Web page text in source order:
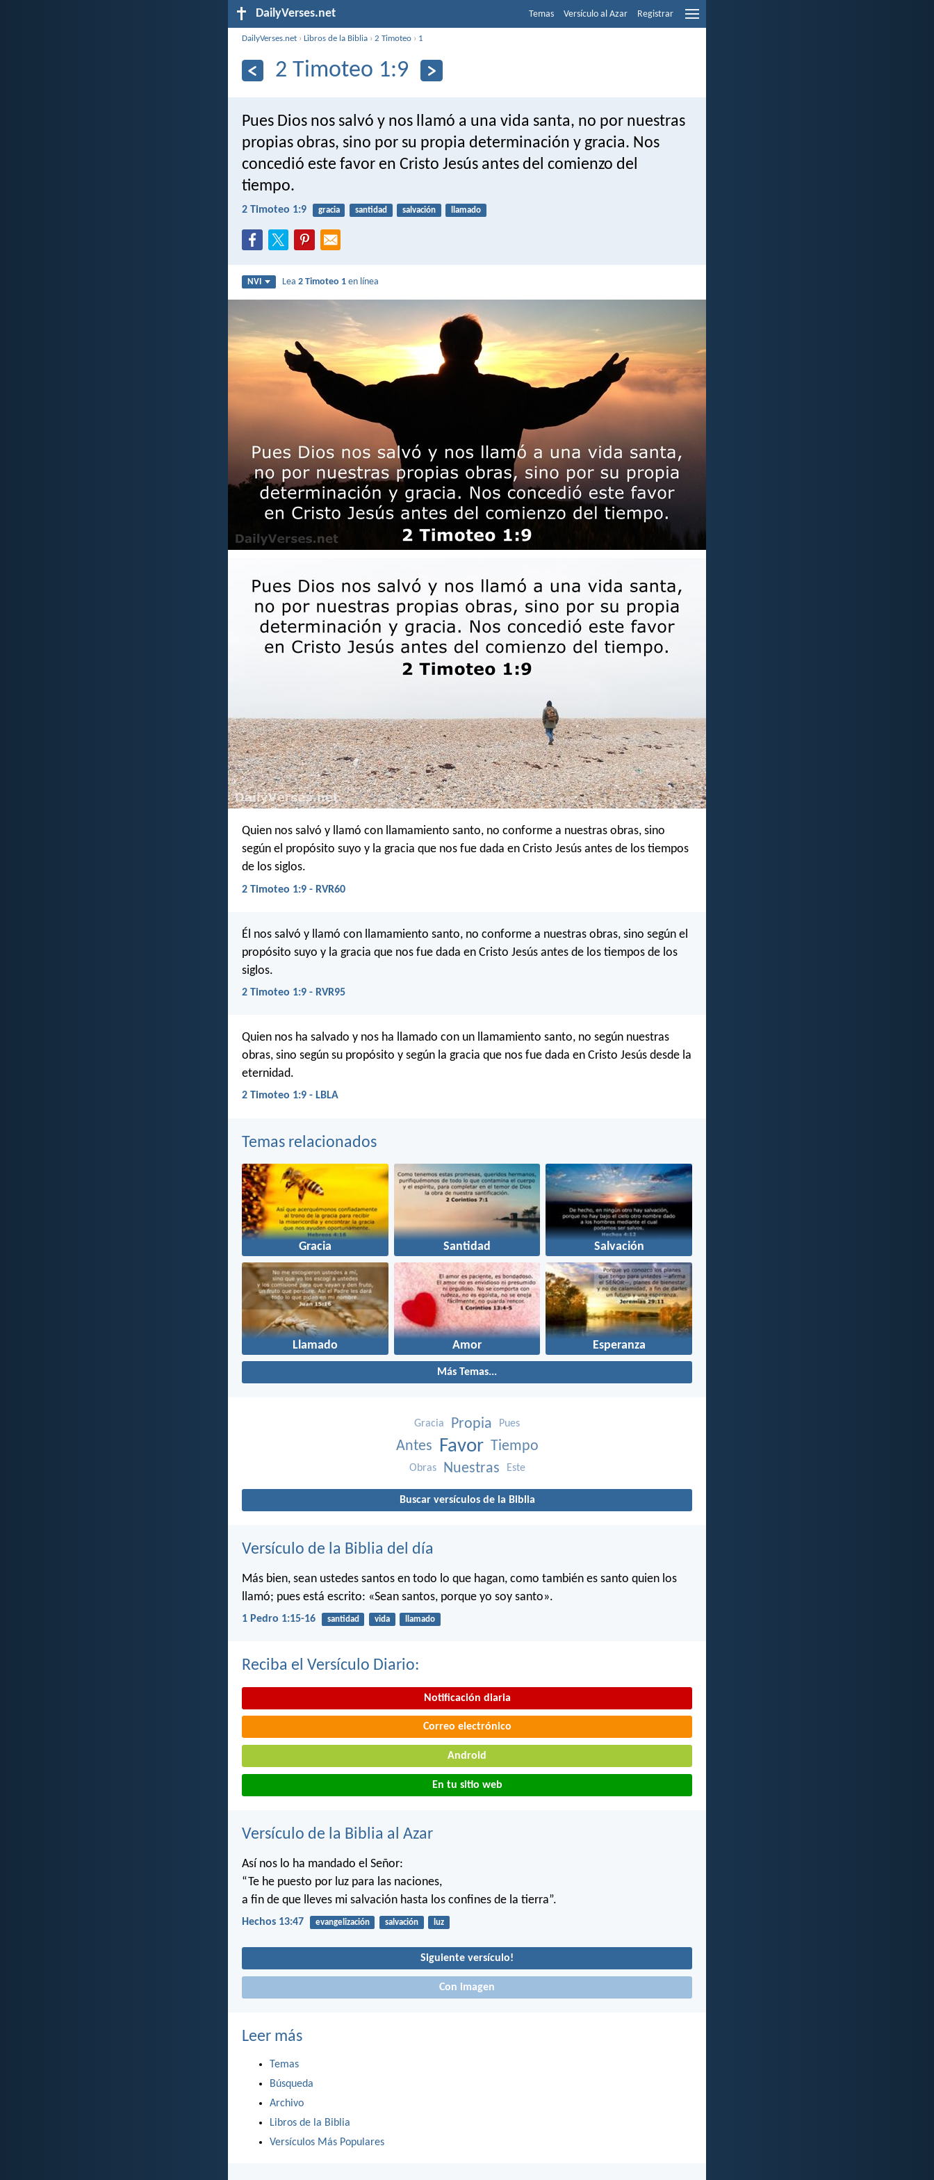
DailyVerses.net Temas Versículo al Azar Registrar
DailyVerses.net ›Libros de la Biblia ›2 Timoteo › 1
2 Timoteo 1:9
Pues Dios nos salvó y nos llamó a una vida santa, no por nuestras
propias obras, sino por su propia determinación y gracia. Nos
concedió este favor en Cristo Jesús antes del comienzo del
tiempo.
2 Timoteo 1:9 gracia santidad salvación llamado
NVI Lea2 Timoteo 1 en línea
Quien nos salvó y llamó con llamamiento santo, no conforme a nuestras obras, sino
según el propósito suyo y la gracia que nos fue dada en Cristo Jesús antes de los tiempos
de los siglos.
2 Timoteo 1:9 - RVR60
Él nos salvó y llamó con llamamiento santo, no conforme a nuestras obras, sino según el
propósito suyo y la gracia que nos fue dada en Cristo Jesús antes de los tiempos de los
siglos.
2 Timoteo 1:9 - RVR95
Quien nos ha salvado y nos ha llamado con un llamamiento santo, no según nuestras
obras, sino según su propósito y según la gracia que nos fue dada en Cristo Jesús desde la
eternidad.
2 Timoteo 1:9 - LBLA
Temas relacionados
Gracia Santidad Salvación
Llamado Amor Esperanza
Más Temas...
Gracia Propia Pues
Antes Favor Tiempo
Obras Nuestras Este
Buscar versículos de la Biblia
Versículo de la Biblia del día
Más bien, sean ustedes santos en todo lo que hagan, como también es santo quien los
llamó; pues está escrito: «Sean santos, porque yo soy santo».
1 Pedro 1:15-16 santidad vida llamado
Reciba el Versículo Diario:
Notificación diaria
Correo electrónico
Android
En tu sitio web
Versículo de la Biblia al Azar
Así nos lo ha mandado el Señor:
“Te he puesto por luz para las naciones,
a fin de que lleves mi salvación hasta los confines de la tierra”.
Hechos 13:47 evangelización salvación luz
Siguiente versículo!
Con imagen
Leer más
Temas
Búsqueda
Archivo
Libros de la Biblia
Versículos Más Populares